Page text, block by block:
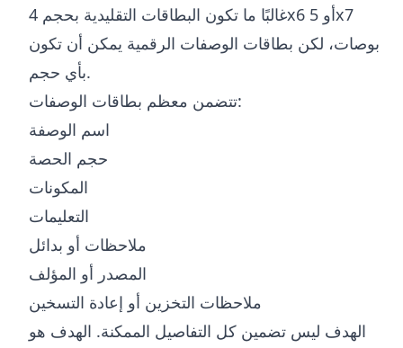
غالبًا ما تكون البطاقات التقليدية بحجم 4x6 أو 5x7
بوصات، لكن بطاقات الوصفات الرقمية يمكن أن تكون
بأي حجم.
تتضمن معظم بطاقات الوصفات:
اسم الوصفة
حجم الحصة
المكونات
التعليمات
ملاحظات أو بدائل
المصدر أو المؤلف
ملاحظات التخزين أو إعادة التسخين
الهدف ليس تضمين كل التفاصيل الممكنة. الهدف هو